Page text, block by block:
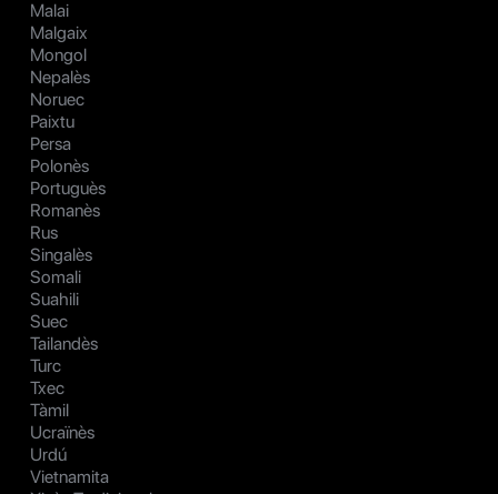
Malai
Malgaix
Mongol
Nepalès
Noruec
Paixtu
Persa
Polonès
Portuguès
Romanès
Rus
Singalès
Somali
Suahili
Suec
Tailandès
Turc
Txec
Tàmil
Ucraïnès
Urdú
Vietnamita